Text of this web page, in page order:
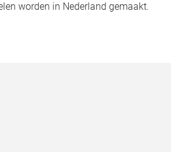
worden in Nederland gemaakt.